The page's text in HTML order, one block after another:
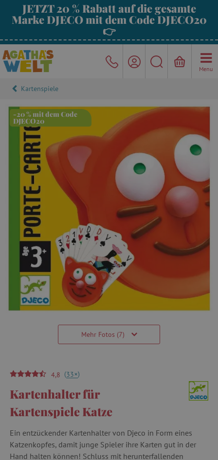
JETZT 20 % Rabatt auf die gesamte
Marke DJECO mit dem Code DJECO20
👉
Menu
Kartenspiele
-20 % mit dem Code
DJECO20
Mehr Fotos (7)
4,8 (33+)
Kartenhalter für
Kartenspiele Katze
Ein entzückender Kartenhalter von Djeco in Form eines
Katzenkopfes, damit junge Spieler ihre Karten gut in der
Hand halten können! Schluss mit herunterfallenden